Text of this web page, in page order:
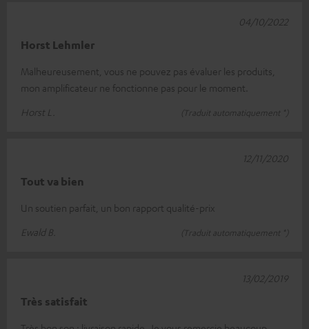
Horst Lehmler
Malheureusement, vous ne pouvez pas évaluer les produits,
mon amplificateur ne fonctionne pas pour le moment.
Horst L.
(Traduit automatiquement *)
04/10/2022
Tout va bien
Un soutien parfait, un bon rapport qualité-prix
Ewald B.
(Traduit automatiquement *)
12/11/2020
Très satisfait
13/02/2019